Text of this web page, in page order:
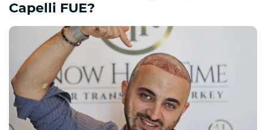
Capelli FUE?